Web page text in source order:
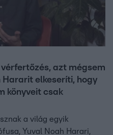
azt mégsem
Hararit elkeseríti, hogy
könyveit csak
a világ egyik
Yuval Noah Harari,